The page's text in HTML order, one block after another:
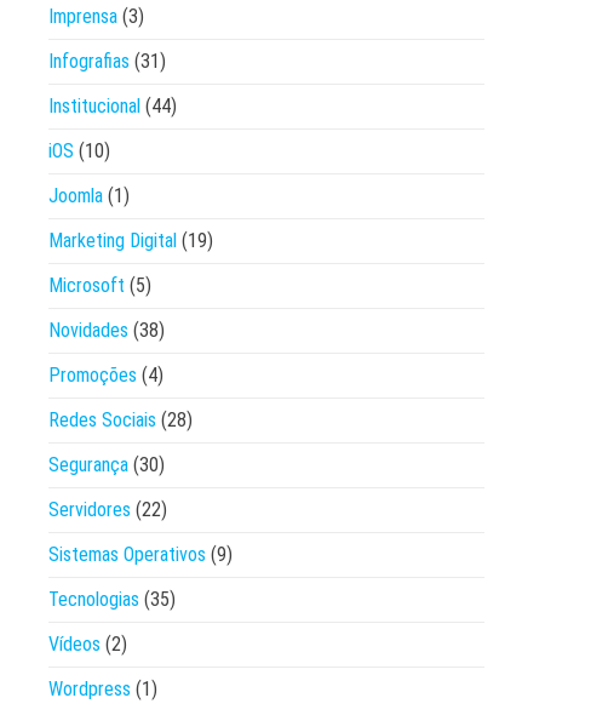
Imprensa (3)
Infografias (31)
Institucional (44)
iOS (10)
Joomla (1)
Marketing Digital (19)
Microsoft (5)
Novidades (38)
Promoções (4)
Redes Sociais (28)
Segurança (30)
Servidores (22)
Sistemas Operativos (9)
Tecnologias (35)
Vídeos (2)
Wordpress (1)